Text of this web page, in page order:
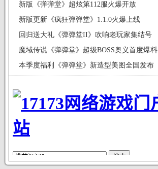
新版《弹弹堂》超炫第112服火爆开放
新版更新《疯狂弹弹堂》1.1.0火爆上线
回归送大礼《弹弹堂II》吹响老玩家集结号
魔域传说《弹弹堂》超级BOSS奥义首度爆料
本季度福利《弹弹堂》新造型美图全国发布